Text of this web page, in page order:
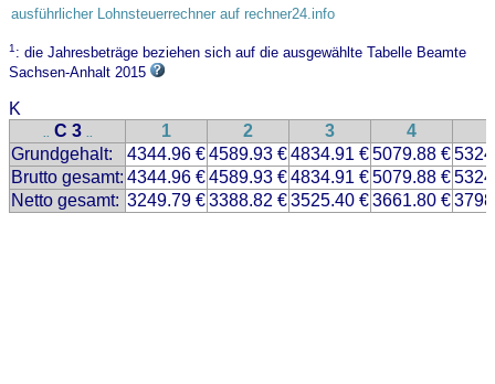
ausführlicher Lohnsteuerrechner auf rechner24.info
1: die Jahresbeträge beziehen sich auf die ausgewählte Tabelle Beamte
Sachsen-Anhalt 2015
K
.. C 3 .. 1 2 3 4
Grundgehalt:
4344.96 €4589.93 €4834.91 €5079.88 €
Brutto gesamt: 4344.96 €4589.93 €4834.91 €5079.88 €
Netto gesamt: 3249.79 €3388.82 €3525.40 €3661.80 €